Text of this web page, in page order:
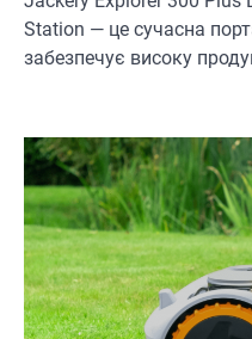
Station — це сучасна
забезпечує високу